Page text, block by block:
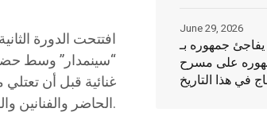
“سينمدار” وسط
الحاضر والفنانين والفاعلين الثقافيين ومؤطري وطلاب مدرسة 77 وعائلاتهم.
جمهوره بـ
على مسرح
في هذا التاريخ
June 29, 2026